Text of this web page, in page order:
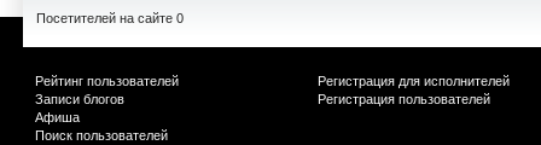
Посетителей на сайте 0
Рейтинг пользователей
Записи блогов
Афиша
Поиск пользователей
Регистрация для исполнителей
Регистрация пользователей